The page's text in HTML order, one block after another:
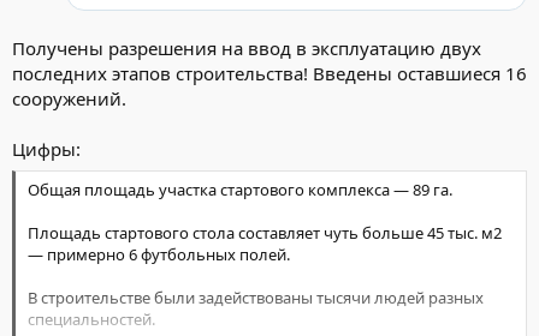
Получены разрешения на ввод в эксплуатацию двух
последних этапов строительства! Введены оставшиеся 16
сооружений.
Цифры:
Общая площадь участка стартового комплекса — 89 га.
Площадь стартового стола составляет чуть больше 45 тыс. м2
— примерно 6 футбольных полей.
В строительстве были задействованы тысячи людей разных
специальностей.